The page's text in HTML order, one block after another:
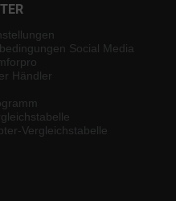
Social Media
Händler
Vergleichstabelle